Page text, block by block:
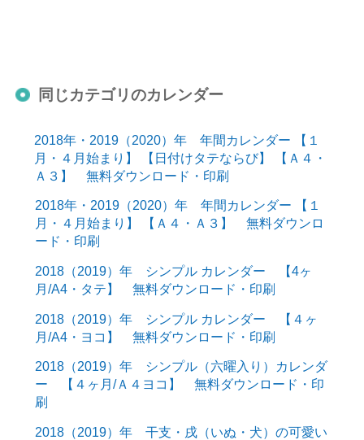
同じカテゴリのカレンダー
2018年・2019（2020）年 年間カレンダー 【１
月・４月始まり】 【日付けタテならび】 【Ａ４・
Ａ３】 無料ダウンロード・印刷
2018年・2019（2020）年 年間カレンダー 【１
月・４月始まり】 【Ａ４・Ａ３】 無料ダウンロ
ード・印刷
2018（2019）年 シンプル カレンダー 【4ヶ
月/A4・タテ】 無料ダウンロード・印刷
2018（2019）年 シンプル カレンダー 【４ヶ
月/A4・ヨコ】 無料ダウンロード・印刷
2018（2019）年 シンプル（六曜入り）カレンダ
ー 【４ヶ月/Ａ４ヨコ】 無料ダウンロード・印
刷
2018（2019）年 干支・戌（いぬ・犬）の可愛い